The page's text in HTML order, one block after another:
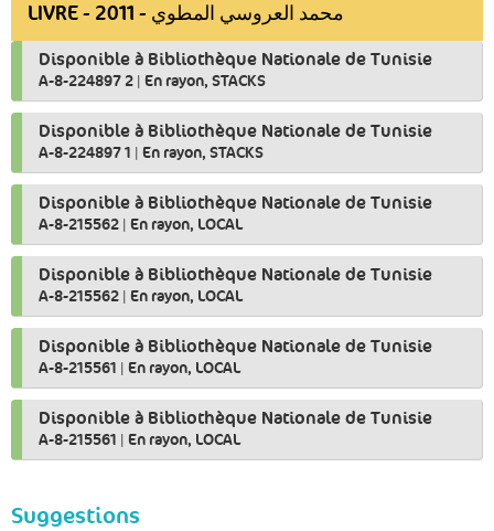
LIVRE - 2011 - محمد العروسي المطوي
Disponible à Bibliothèque Nationale de Tunisie
A-8-224897 2 | En rayon, STACKS
Disponible à Bibliothèque Nationale de Tunisie
A-8-224897 1 | En rayon, STACKS
Disponible à Bibliothèque Nationale de Tunisie
A-8-215562 | En rayon, LOCAL
Disponible à Bibliothèque Nationale de Tunisie
A-8-215562 | En rayon, LOCAL
Disponible à Bibliothèque Nationale de Tunisie
A-8-215561 | En rayon, LOCAL
Disponible à Bibliothèque Nationale de Tunisie
A-8-215561 | En rayon, LOCAL
Suggestions